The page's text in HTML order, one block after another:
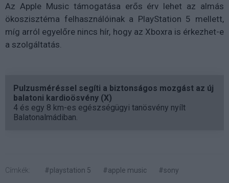
Az Apple Music támogatása erős érv lehet az almás
ökoszisztéma felhasználóinak a PlayStation 5 mellett,
míg arról egyelőre nincs hír, hogy az Xboxra is érkezhet-e
a szolgáltatás.
Pulzusméréssel segíti a biztonságos mozgást az új
balatoni kardioösvény (X)
4 és egy 8 km-es egészségügyi tanösvény nyílt
Balatonalmádiban.
Címkék: #playstation 5 #apple music #sony